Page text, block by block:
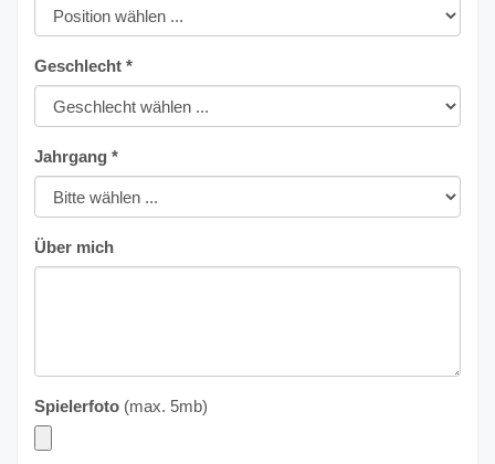
Geschlecht *
Jahrgang *
Über mich
Spielerfoto (max. 5mb)